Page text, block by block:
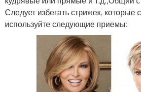
Следует избегать стрижек, которые
используйте следующие приемы: